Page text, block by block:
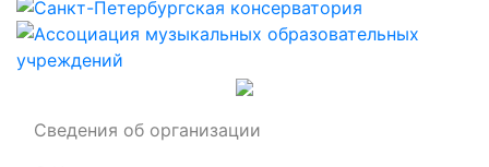
Сведения об организации